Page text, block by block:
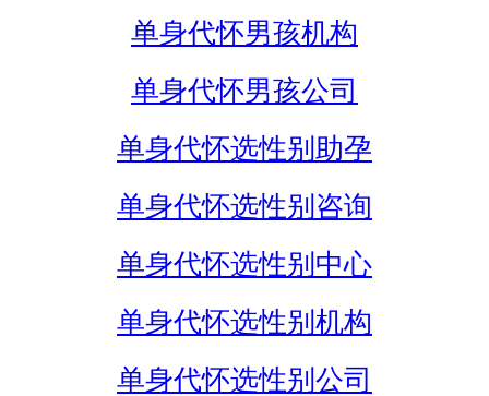
单身代怀男孩机构
单身代怀男孩公司
单身代怀选性别助孕
单身代怀选性别咨询
单身代怀选性别中心
单身代怀选性别机构
单身代怀选性别公司